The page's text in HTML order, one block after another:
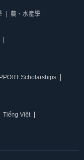
農、水產學
Scholarships
Tiếng Việt